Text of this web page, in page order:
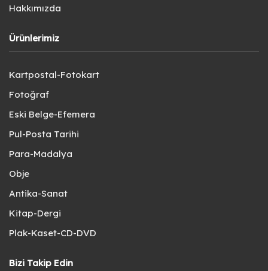
Hakkımızda
Ürünlerimiz
Kartpostal-Fotokart
Fotoğraf
Eski Belge-Efemera
Pul-Posta Tarihi
Para-Madalya
Obje
Antika-Sanat
Kitap-Dergi
Plak-Kaset-CD-DVD
Bizi Takip Edin